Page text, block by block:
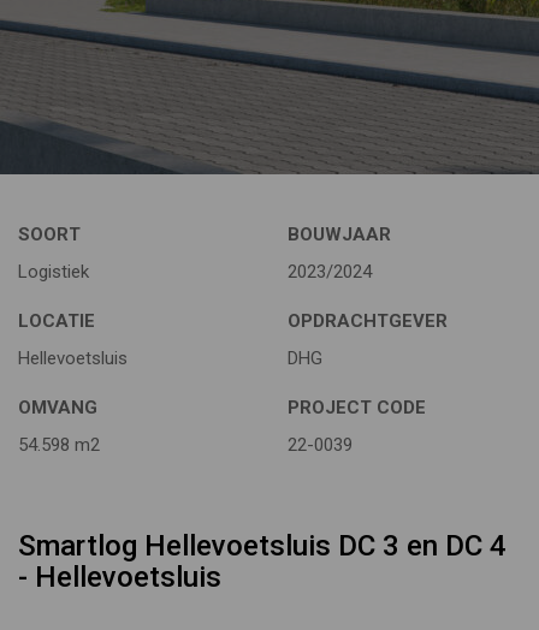
SOORT
Logistiek
BOUWJAAR
2023/2024
LOCATIE
Hellevoetsluis
OPDRACHTGEVER
DHG
OMVANG
54.598 m2
PROJECT CODE
22-0039
Smartlog Hellevoetsluis DC 3 en DC 4
- Hellevoetsluis